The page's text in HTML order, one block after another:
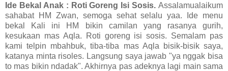
Ide Bekal Anak : Roti Goreng Isi Sosis. Assalamualaikum
sahabat HM Zwan, semoga sehat selalu yaa. Ide menu
bekal Kali ini HM bikin camilan yang rasanya gurih,
kesukaan mas Aqla. Roti goreng isi sosis. Semalam pas
kami telpin mbahbuk, tiba-tiba mas Aqla bisik-bisik saya,
katanya minta risoles. Langsung saya jawab "ya nggak bisa
to mas bikin ndadak". Akhirnya pas adeknya lagi main sama